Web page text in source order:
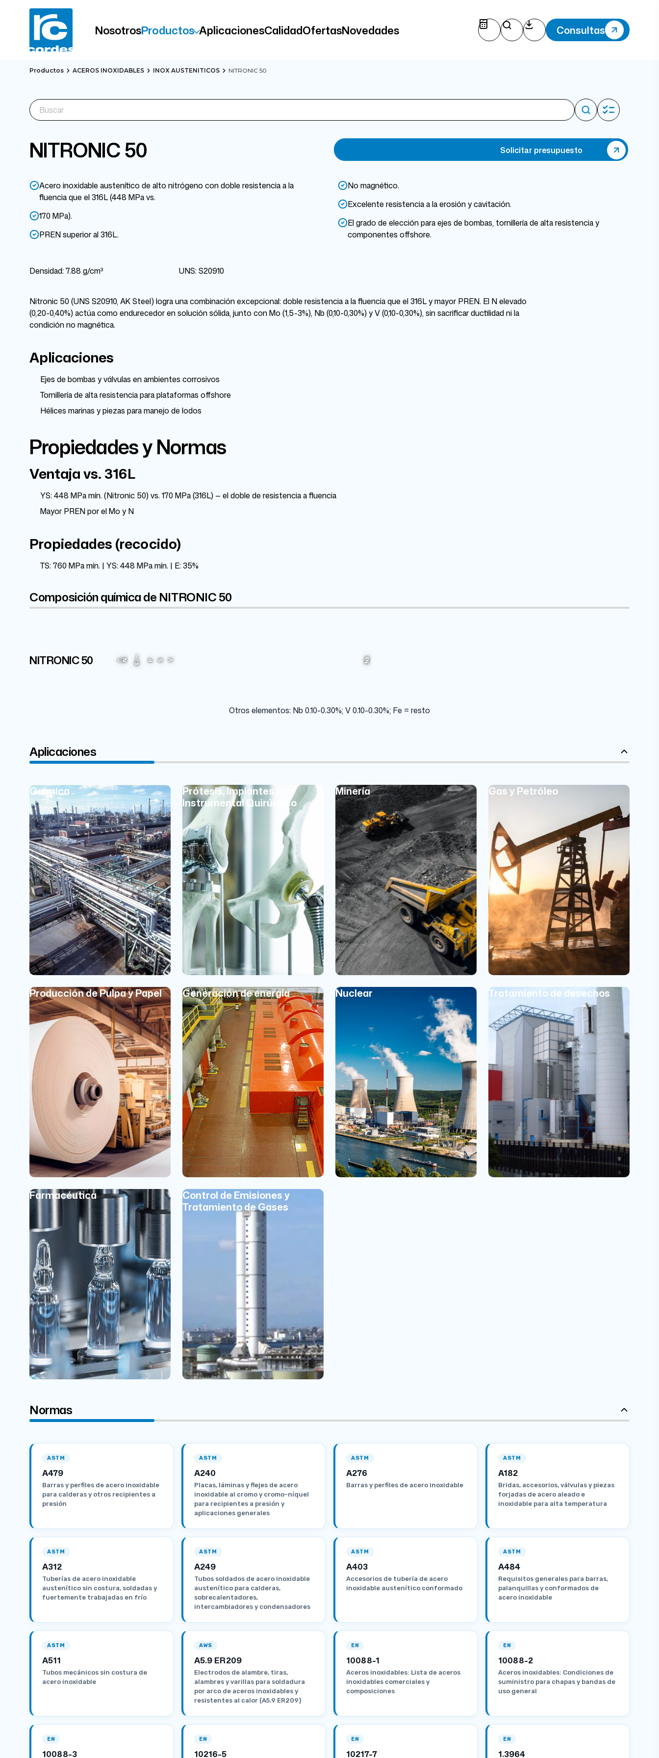
NosotrosProductos AplicacionesCalidadOfertasNovedades Consultas
Productos ACEROS INOXIDABLES INOX AUSTENITICOS NITRONIC 50
NITRONIC 50
Acero inoxidable austenítico de alto nitrógeno con doble resistencia a la
fluencia que el 316L (448 MPa vs.
170 MPa).
PREN superior al 316L.
No magnético.
Excelente resistencia a la erosión y cavitación.
El grado de elección para ejes de bombas, tornillería de alta resistencia y
componentes offshore.
Densidad: 7.88 g/cm³ UNS: S20910
Solicitar presupuesto
Nitronic 50 (UNS S20910, AK Steel) logra una combinación excepcional: doble resistencia a la fluencia que el 316L y mayor PREN. El N elevado
(0,20-0,40%) actúa como endurecedor en solución sólida, junto con Mo (1,5-3%), Nb (0,10-0,30%) y V (0,10-0,30%), sin sacrificar ductilidad ni la
condición no magnética.
Aplicaciones
Ejes de bombas y válvulas en ambientes corrosivos
Tornillería de alta resistencia para plataformas offshore
Hélices marinas y piezas para manejo de lodos
Propiedades y Normas
Ventaja vs. 316L
YS: 448 MPa mín. (Nitronic 50) vs. 170 MPa (316L) — el doble de resistencia a fluencia
Mayor PREN por el Mo y N
Propiedades (recocido)
TS: 760 MPa mín. | YS: 448 MPa mín. | E: 35%
Composición química de NITRONIC 50
NITRONIC 50 CN
Si
1% P S V Nb
Otros elementos: Nb 0.10-0.30%; V 0.10-0.30%; Fe = resto
Aplicaciones
Química
Prótesis, Implantes e
Instrumental Quirúrgico
Minería Gas y Petróleo
Producción de Pulpa y Papel Generación de energía Nuclear Tratamiento de desechos
Farmacéutica
Control de Emisiones y
Tratamiento de Gases
Normas
ASTM
A479
Barras y perfiles de acero inoxidable
para calderas y otros recipientes a
presión
ASTM
A240
Placas, láminas y flejes de acero
inoxidable al cromo y cromo-níquel
para recipientes a presión y
aplicaciones generales
ASTM
A276
Barras y perfiles de acero inoxidable
ASTM
A182
Bridas, accesorios, válvulas y piezas
forjadas de acero aleado e
inoxidable para alta temperatura
ASTM
A312
Tuberías de acero inoxidable
austenítico sin costura, soldadas y
fuertemente trabajadas en frío
ASTM
A249
Tubos soldados de acero inoxidable
austenítico para calderas,
sobrecalentadores,
intercambiadores y condensadores
ASTM
A403
Accesorios de tubería de acero
inoxidable austenítico conformado
ASTM
A484
Requisitos generales para barras,
palanquillas y conformados de
acero inoxidable
ASTM
A511
Tubos mecánicos sin costura de
acero inoxidable
AWS
A5.9 ER209
Electrodos de alambre, tiras,
alambres y varillas para soldadura
por arco de aceros inoxidables y
resistentes al calor (A5.9 ER209)
EN
10088-1
Aceros inoxidables: Lista de aceros
inoxidables comerciales y
composiciones
EN
10088-2
Aceros inoxidables: Condiciones de
suministro para chapas y bandas de
uso general
EN
10088-3
EN
10216-5
EN
10217-7
EN
1.3964